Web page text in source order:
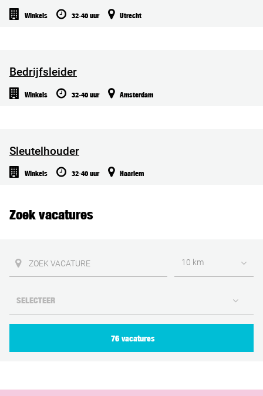
Winkels 32-40 uur Utrecht
Bedrijfsleider
Winkels 32-40 uur Amsterdam
Sleutelhouder
Winkels 32-40 uur Haarlem
Zoek vacatures
10 km
76 vacatures